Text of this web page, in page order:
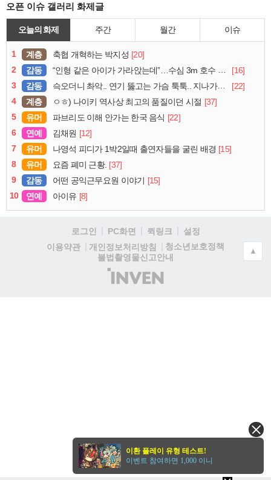
오픈 이슈 갤러리 화제글
오늘의 화제 주간 월간 이슈
1 계층 축협 개혁하는 박지성 [20]
2
감동 “인형 같은 아이가 가라앉는데”…수심 3m 호수 뛰어든 60대 의인
[16]
3
감동 슥오더니 촤악.. 연기 뚫고는 가슴 툭툭.. 지나가던 아재의 정체
[22]
4
계층 ㅇㅎ) 나이키 역사상 최고의 품질이던 시절 [37]
5
유머 파브리도 이해 안가는 한국 음식 [22]
6
연예 김채원 [12]
7
유머 나영석 피디가 1박2일때 출연자들을 굴린 배경 [15]
8
유머 요즘 폐미 근황. [37]
9
감동 어떤 공익근무요원 이야기 [15]
10
연예 아이유 [8]
로그인 PC화면 퀵링크
설정
이용약관
개인정보처리방침
청소년보호정책
불법촬영물신고안내
(주)
인
▲
이환 플레이 유형 테스트!
이벤트 참여하면 1,000 이니